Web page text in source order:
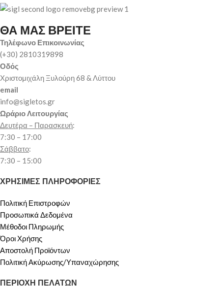
ΘΑ ΜΑΣ ΒΡΕΙΤΕ
Τηλέφωνο Επικοινωνίας
(+30) 2810319898
Οδός
Χριστομιχάλη Ξυλούρη 68 & Λύττου
email
info@sigletos.gr
Ωράριο Λειτουργίας
Δευτέρα – Παρασκευή:
7:30 – 17:00
Σάββατο:
7:30 – 15:00
ΧΡΗΣΙΜΕΣ ΠΛΗΡΟΦΟΡΙΕΣ
Πολιτική Επιστροφών
Προσωπικά Δεδομένα
Μέθοδοι Πληρωμής
Όροι Χρήσης
Αποστολή Προϊόντων
Πολιτική Ακύρωσης/Υπαναχώρησης
ΠΕΡΙΟΧΗ ΠΕΛΑΤΩΝ